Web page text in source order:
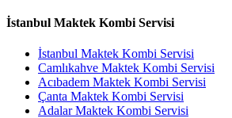
İstanbul Maktek Kombi Servisi
İstanbul Maktek Kombi Servisi
Camlıkahve Maktek Kombi Servisi
Acıbadem Maktek Kombi Servisi
Çanta Maktek Kombi Servisi
Adalar Maktek Kombi Servisi